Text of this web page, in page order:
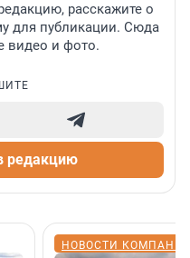
расскажите о
для публикации. Сюда
видео и фото.
редакцию
НОВОСТИ